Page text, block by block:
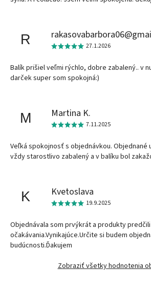
R 27.1.2026
Balík prišiel veľmi rýchlo, dobre zabalený.. v
darček super som spokojná:)
M Martina K.
7.11.2025
Veľká spokojnosť s objednávkou. Objednané
vždy starostlivo zabalený a v balíku bol
K Kvetoslava
19.9.2025
Objednávala som prvýkrát a produkty
očakávania.Vynikajúce.Určite si budem
budúcnosti.Ďakujem
Zobraziť všetky hodnotenia